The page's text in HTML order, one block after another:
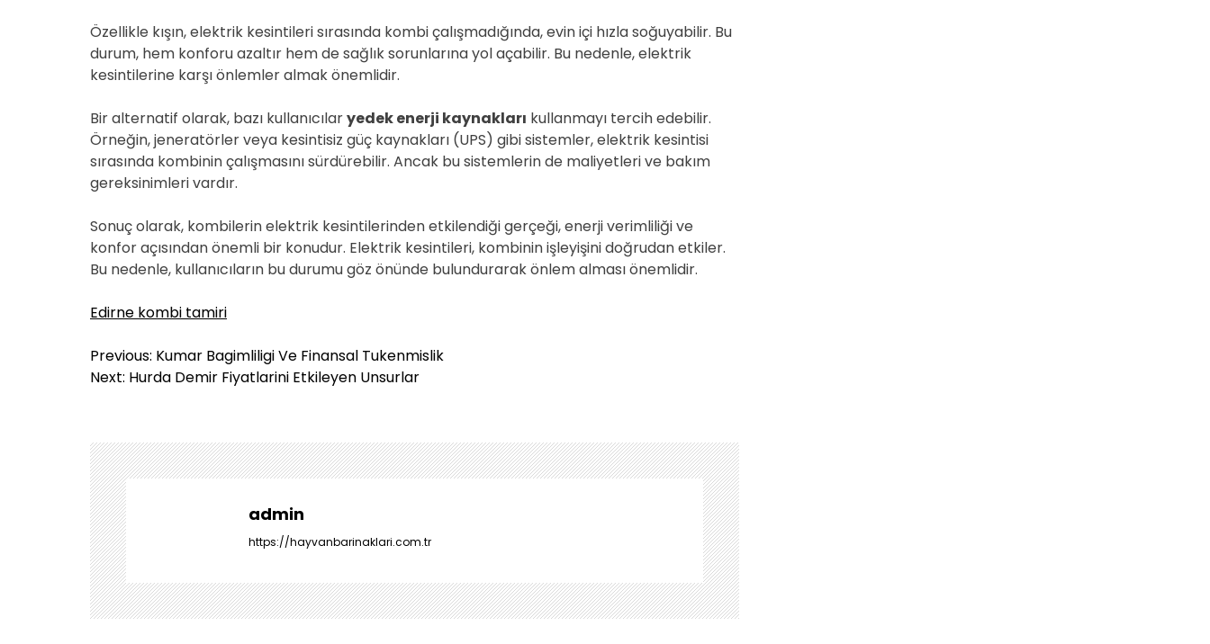
Özellikle kışın, elektrik kesintileri sırasında kombi çalışmadığında, evin içi hızla soğuyabilir. Bu
durum, hem konforu azaltır hem de sağlık sorunlarına yol açabilir. Bu nedenle, elektrik
kesintilerine karşı önlemler almak önemlidir.
Bir alternatif olarak, bazı kullanıcılaryedek enerji kaynakları kullanmayı tercih edebilir.
Örneğin, jeneratörler veya kesintisiz güç kaynakları (UPS) gibi sistemler, elektrik kesintisi
sırasında kombinin çalışmasını sürdürebilir. Ancak bu sistemlerin de maliyetleri ve bakım
gereksinimleri vardır.
Sonuç olarak, kombilerin elektrik kesintilerinden etkilendiği gerçeği, enerji verimliliği ve
konfor açısından önemli bir konudur. Elektrik kesintileri, kombinin işleyişini doğrudan etkiler.
Bu nedenle, kullanıcıların bu durumu göz önünde bulundurarak önlem alması önemlidir.
Edirne kombi tamiri
Y
a
g
e
z
i
n
m
e
s
i
Previous: Kumar Bagimliligi Ve Finansal Tukenmislik
Next: Hurda Demir Fiyatlarini Etkileyen Unsurlar
admin
https://hayvanbarinaklari.com.tr